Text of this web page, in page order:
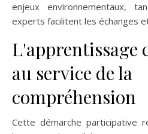
enjeux environnementaux,
experts facilitent les échanges
L'apprentissage
au service de la
compréhension
Cette démarche participative